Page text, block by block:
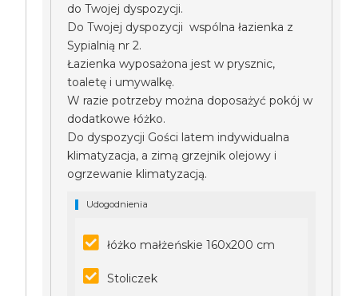
do Twojej dyspozycji.
Do Twojej dyspozycji wspólna łazienka z
Sypialnią nr 2.
Łazienka wyposażona jest w prysznic,
toaletę i umywalkę.
W razie potrzeby można doposażyć pokój w
dodatkowe łóżko.
Do dyspozycji Gości latem indywidualna
klimatyzacja, a zimą grzejnik olejowy i
ogrzewanie klimatyzacją.
Udogodnienia
łóżko małżeńskie 160x200 cm
Stoliczek